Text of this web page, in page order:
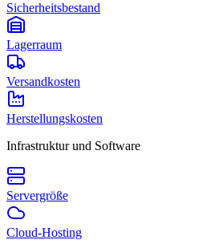
Sicherheitsbestand
Lagerraum
Versandkosten
Herstellungskosten
Infrastruktur und Software
Servergröße
Cloud-Hosting